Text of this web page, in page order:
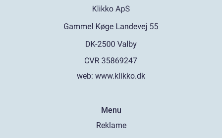
web: www.klikko.dk
Menu
Reklame